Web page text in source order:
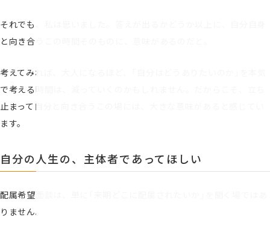
それでも、私は思いました。答えが出るかどうか以上に、自分自身
と向き合うこの時間そのものに、意味があるのだと。
考えてみれば、大人になるほど、「自分はどうありたいのか」を本気
で考える時間は、減っていくのかもしれません。だからこそ、立ち
止まって自分と向き合うこの場には、大きな意味があると感じてい
ます。
自分の人生の、主体者であってほしい
配属希望面談は、単に「来期どこに配属されたいか」を聞く場ではあ
りません。